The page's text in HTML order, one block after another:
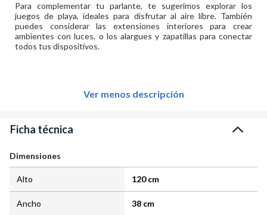
Para complementar tu parlante, te sugerimos explorar los
juegos de playa, ideales para disfrutar al aire libre. También
puedes considerar las extensiones interiores para crear
ambientes con luces, o los alargues y zapatillas para conectar
todos tus dispositivos.
Ver menos descripción
Ficha técnica
Dimensiones
Alto 120 cm
Ancho 38 cm